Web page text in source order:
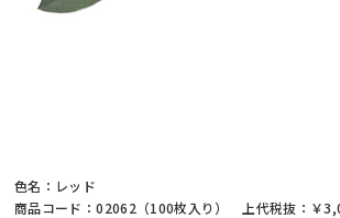
色名：レッド
商品コード：02062（100枚入り） 上代税抜：￥